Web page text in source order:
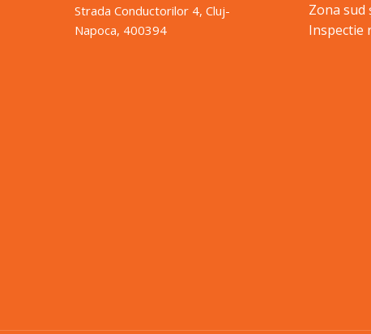
Strada Conductorilor 4, Cluj-
Napoca, 400394
Zona sud
Inspectie